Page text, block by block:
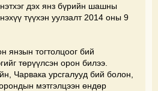
дэх янз бүрийн шашны
түүхэн уулзалт 2014 оны 9
янзын тогтолцоог бий
төрүүлсэн орон билээ.
Чарвака урсгалууд бий болон,
мэтгэлцээн өндөр